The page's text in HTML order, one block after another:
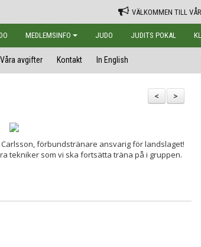
VÄLKOMMEN TILL
MEDLEMSINFO JUDO JUDITS POKAL
Våra avgifter Kontakt In English
>
<
förbundstränare ansvarig för landslaget!
tekniker som vi ska fortsätta träna på i gruppen.